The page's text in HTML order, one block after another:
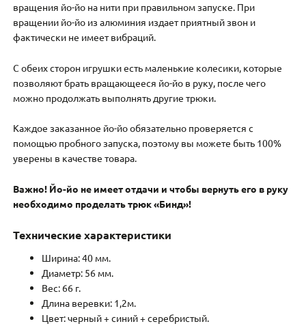
вращения йо-йо на нити при правильном запуске. При
вращении йо-йо из алюминия издает приятный звон и
фактически не имеет вибраций.
С обеих сторон игрушки есть маленькие колесики, которые
позволяют брать вращающееся йо-йо в руку, после чего
можно продолжать выполнять другие трюки.
Каждое заказанное йо-йо обязательно проверяется с
помощью пробного запуска, поэтому вы можете быть 100%
уверены в качестве товара.
Важно! Йо-йо не имеет отдачи и чтобы вернуть его в руку
необходимо проделать трюк «Бинд»!
Технические характеристики
Ширина: 40 мм.
Диаметр: 56 мм.
Вес: 66 г.
Длина веревки: 1,2м.
Цвет: черный + синий + серебристый.